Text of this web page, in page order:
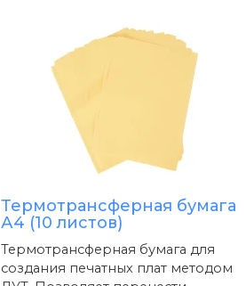
Термотрансферная бумага
А4 (10 листов)
Термотрансферная бумага для
создания печатных плат методом